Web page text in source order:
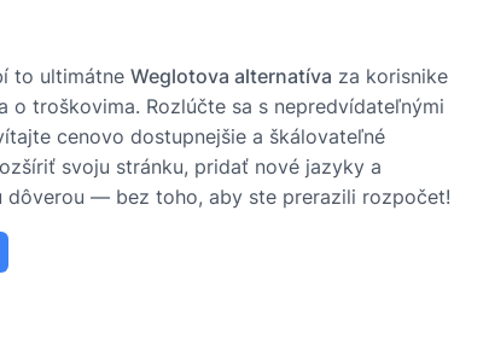
to ultimátne Weglotova alternatíva za korisnike
o troškovima. Rozlúčte sa s nepredvídateľnými
cenovo dostupnejšie a škálovateľné
svoju stránku, pridať nové jazyky a
dôverou — bez toho, aby ste prerazili rozpočet!